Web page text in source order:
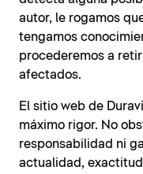
autor, le rogamos
tengamos
procederemos a
afectados.
El sitio web de
máximo rigor. No
responsabilidad ni
actualidad,